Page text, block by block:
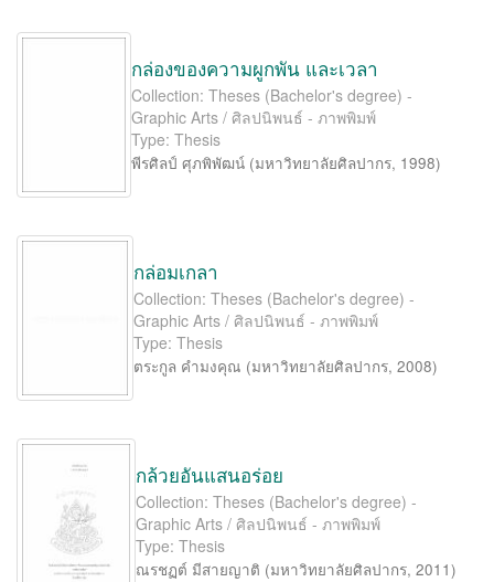
กล่องของความผูกพัน และเวลา
Collection: Theses (Bachelor's degree) -
Graphic Arts / ศิลปนิพนธ์ - ภาพพิมพ์
Type: Thesis
พีรศิลป์ ศุภพิพัฒน์ (มหาวิทยาลัยศิลปากร, 1998)
กล่อมเกลา
Collection: Theses (Bachelor's degree) -
Graphic Arts / ศิลปนิพนธ์ - ภาพพิมพ์
Type: Thesis
ตระกูล คำมงคุณ (มหาวิทยาลัยศิลปากร,2008)
กล้วยอันแสนอร่อย
Collection: Theses (Bachelor's degree) -
Graphic Arts / ศิลปนิพนธ์ - ภาพพิมพ์
Type: Thesis
ณรชฏต์ มีสายญาติ (มหาวิทยาลัยศิลปากร, 2011)